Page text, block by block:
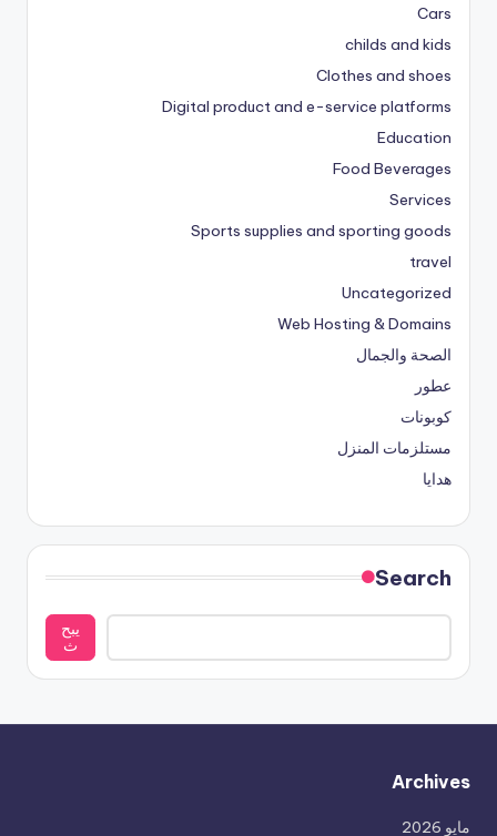
Cars
childs and kids
Clothes and shoes
Digital product and e-service platforms
Education
Food Beverages
Services
Sports supplies and sporting goods
travel
Uncategorized
Web Hosting & Domains
الصحة والجمال
عطور
كوبونات
مستلزمات المنزل
هدايا
Search
يبح
ث
Archives
مايو 2026